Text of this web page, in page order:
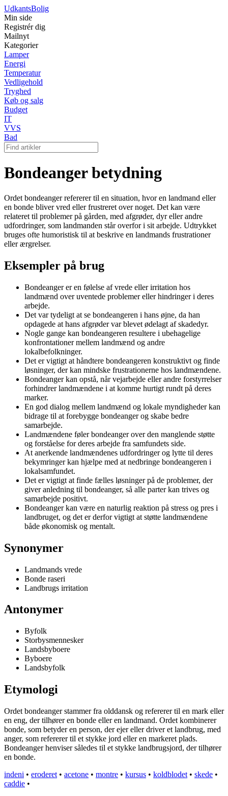
UdkantsBolig
Min side
Registrér dig
Mailnyt
Kategorier
Lamper
Energi
Temperatur
Vedligehold
Tryghed
Køb og salg
Budget
IT
VVS
Bad
Bondeanger betydning
Ordet bondeanger refererer til en situation, hvor en landmand eller
en bonde bliver vred eller frustreret over noget. Det kan være
relateret til problemer på gården, med afgrøder, dyr eller andre
udfordringer, som landmanden står overfor i sit arbejde. Udtrykket
bruges ofte humoristisk til at beskrive en landmands frustrationer
eller ærgrelser.
Eksempler på brug
Bondeanger er en følelse af vrede eller irritation hos
landmænd over uventede problemer eller hindringer i deres
arbejde.
Det var tydeligt at se bondeangeren i hans øjne, da han
opdagede at hans afgrøder var blevet ødelagt af skadedyr.
Nogle gange kan bondeangeren resultere i ubehagelige
konfrontationer mellem landmænd og andre
lokalbefolkninger.
Det er vigtigt at håndtere bondeangeren konstruktivt og finde
løsninger, der kan mindske frustrationerne hos landmændene.
Bondeanger kan opstå, når vejarbejde eller andre forstyrrelser
forhindrer landmændene i at komme hurtigt rundt på deres
marker.
En god dialog mellem landmænd og lokale myndigheder kan
bidrage til at forebygge bondeanger og skabe bedre
samarbejde.
Landmændene føler bondeanger over den manglende støtte
og forståelse for deres arbejde fra samfundets side.
At anerkende landmændenes udfordringer og lytte til deres
bekymringer kan hjælpe med at nedbringe bondeangeren i
lokalsamfundet.
Det er vigtigt at finde fælles løsninger på de problemer, der
giver anledning til bondeanger, så alle parter kan trives og
samarbejde positivt.
Bondeanger kan være en naturlig reaktion på stress og pres i
landbruget, og det er derfor vigtigt at støtte landmændene
både økonomisk og mentalt.
Synonymer
Landmands vrede
Bonde raseri
Landbrugs irritation
Antonymer
Byfolk
Storbysmennesker
Landsbyboere
Byboere
Landsbyfolk
Etymologi
Ordet bondeanger stammer fra olddansk og refererer til en mark eller
en eng, der tilhører en bonde eller en landmand. Ordet kombinerer
bonde, som betyder en person, der ejer eller driver et landbrug, med
anger, som refererer til et stykke jord eller en markeret plads.
Bondeanger henviser således til et stykke landbrugsjord, der tilhører
en bonde.
indeni • eroderet • acetone • montre • kursus • koldblodet • skede •
caddie •